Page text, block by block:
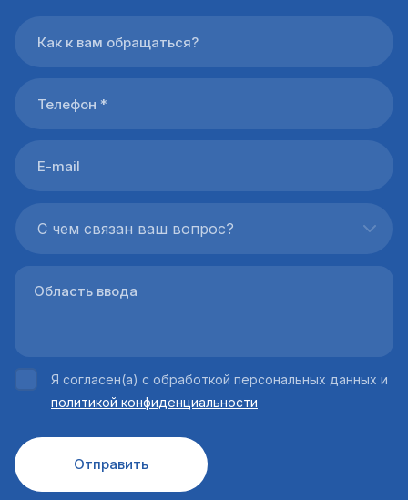
С чем связан ваш вопрос?
Я согласен(а) с обработкой персональных данных и
политикой конфиденциальности
Отправить